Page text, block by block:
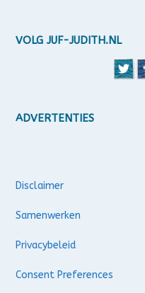
VOLG JUF-JUDITH.NL
ADVERTENTIES
Disclaimer
Samenwerken
Privacybeleid
Consent Preferences